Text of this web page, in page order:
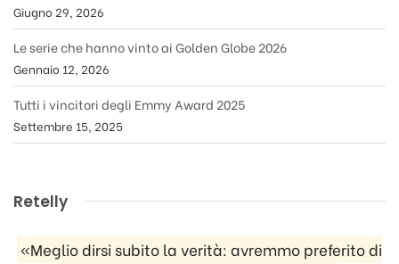
Giugno 29, 2026
Le serie che hanno vinto ai Golden Globe 2026
Gennaio 12, 2026
Tutti i vincitori degli Emmy Award 2025
Settembre 15, 2025
Retelly
«Meglio dirsi subito la verità: avremmo preferito di